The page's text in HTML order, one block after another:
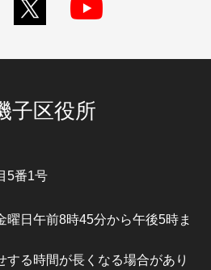
子区役所
5番1号
曜日午前8時45分から午後5時ま
る時間が長くなる場合があり